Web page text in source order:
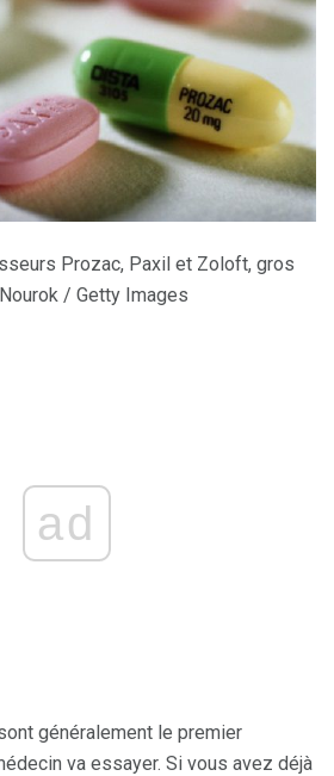
Prozac, Paxil et Zoloft, gros
/ Getty Images
ad
généralement le premier
va essayer. Si vous avez déjà